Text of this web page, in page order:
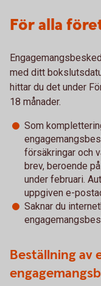
För alla
med ditt
hittar du det under
18 månader.
Som
försäkringar och
brev, beroende
under februari.
uppgiven e-
Saknar du
Beställning av